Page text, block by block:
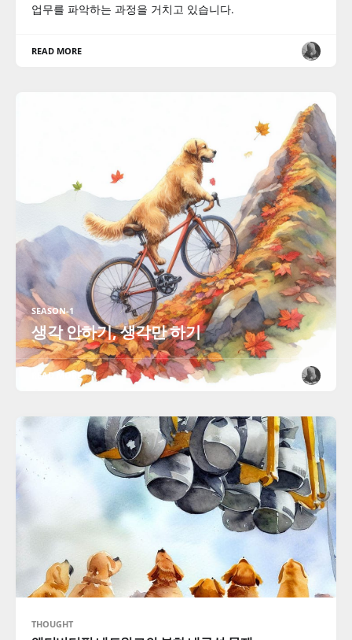
업무를 파악하는 과정을 거치고 있습니다.
READ MORE
SEASON-1
생각 안하기, 생각만 하기
READ MORE
THOUGHT